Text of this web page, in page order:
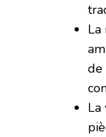
La
de
La